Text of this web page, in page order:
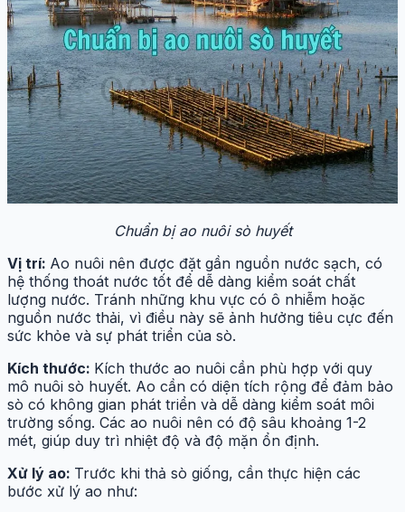
Chuẩn bị ao nuôi sò huyết
Vị trí: Ao nuôi nên được đặt gần nguồn nước sạch, có
hệ thống thoát nước tốt để dễ dàng kiểm soát chất
lượng nước. Tránh những khu vực có ô nhiễm hoặc
nguồn nước thải, vì điều này sẽ ảnh hưởng tiêu cực đến
sức khỏe và sự phát triển của sò.
Kích thước: Kích thước ao nuôi cần phù hợp với quy
mô nuôi sò huyết. Ao cần có diện tích rộng để đảm bảo
sò có không gian phát triển và dễ dàng kiểm soát môi
trường sống. Các ao nuôi nên có độ sâu khoảng 1-2
mét, giúp duy trì nhiệt độ và độ mặn ổn định.
Xử lý ao: Trước khi thả sò giống, cần thực hiện các
bước xử lý ao như: